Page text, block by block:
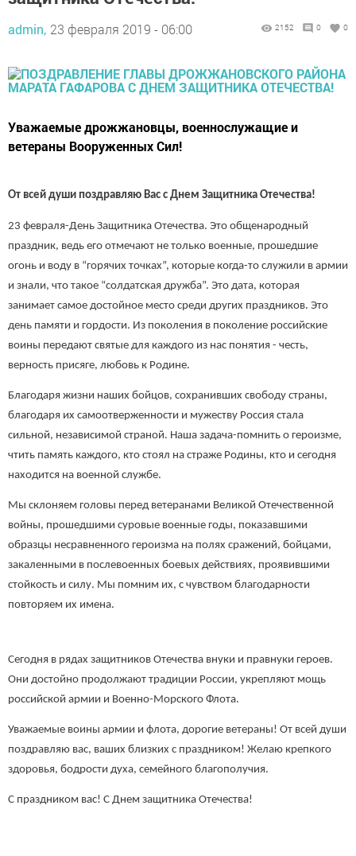
admin, 23 февраля 2019 - 06:00 2152 0 0
Уважаемые дрожжановцы, военнослужащие и
ветераны Вооруженных Сил!
От всей души поздравляю Вас с Днем Защитника Отечества!
23 февраля-День Защитника Отечества. Это общенародный
праздник, ведь его отмечают не только военные, прошедшие
огонь и воду в “горячих точках”, которые когда-то служили в армии
и знали, что такое “солдатская дружба”. Это дата, которая
занимает самое достойное место среди других праздников. Это
день памяти и гордости. Из поколения в поколение российские
воины передают святые для каждого из нас понятия - честь,
верность присяге, любовь к Родине.
Благодаря жизни наших бойцов, сохранивших свободу страны,
благодаря их самоотверженности и мужеству Россия стала
сильной, независимой страной. Наша задача-помнить о героизме,
чтить память каждого, кто стоял на страже Родины, кто и сегодня
находится на военной службе.
Мы склоняем головы перед ветеранами Великой Отечественной
войны, прошедшими суровые военные годы, показавшими
образцы несравненного героизма на полях сражений, бойцами,
закаленными в послевоенных боевых действиях, проявившими
стойкость и силу. Мы помним их, с чувством благодарности
повторяем их имена.
Сегодня в рядах защитников Отечества внуки и правнуки героев.
Они достойно продолжают традиции России, укрепляют мощь
российской армии и Военно-Морского Флота.
Уважаемые воины армии и флота, дорогие ветераны! От всей души
поздравляю вас, ваших близких с праздником! Желаю крепкого
здоровья, бодрости духа, семейного благополучия.
С праздником вас! С Днем защитника Отечества!